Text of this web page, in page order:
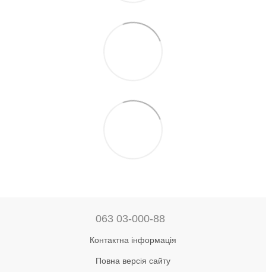
063 03-000-88
Контактна інформація
Повна версія сайту